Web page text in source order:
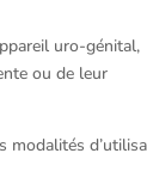
uro-génital,
ou de leur
modalités